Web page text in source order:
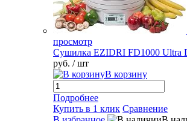
просмотр
Сушилка EZIDRI FD1000 Ultra
руб. / шт
В корзину
Подробнее
Купить в 1 клик Сравнение